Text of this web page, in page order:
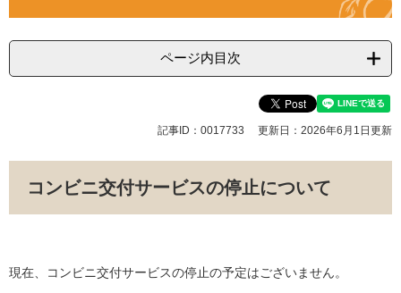
ページ内目次
記事ID：0017733 更新日：2026年6月1日更新
コンビニ交付サービスの停止について
現在、コンビニ交付サービスの停止の予定はございません。